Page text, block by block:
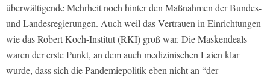
überwältigende Mehrheit noch hinter den Maßnahmen der Bundes-
und Landesregierungen. Auch weil das Vertrauen in Einrichtungen
wie das Robert Koch-Institut (RKI) groß war. Die Maskendeals
waren der erste Punkt, an dem auch medizinischen Laien klar
wurde, dass sich die Pandemiepolitik eben nicht an “der